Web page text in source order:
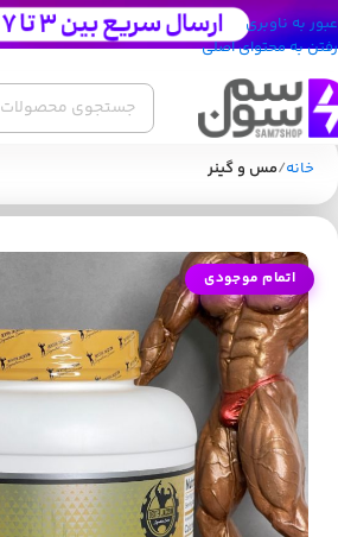
عبور به ناوبری
رفتن به محتوای اصلی
خانه مس و گینر
اتمام موجودی